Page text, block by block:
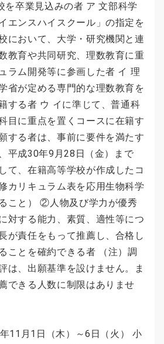
を卒業見込みの者 ア 文部科学
エンスハイスクール」の指定を
において、大学・研究機関と連
教育や共同研究、理数教育に重
ラム開発等に参画した者 イ 理
省が定める専門的な理数教育を
する者 ウ イに準じて、普通科
目に重点を置くコースに在籍す
する者は、事前に要件を満たす
平成30年9月28日（金）まで
て、在籍高等学校が作成したコ
カリキュラム表を応用生物科学
こと） ②人物及び学力が優秀
対する能力、素質、適性等につ
が責任をもって推薦し、合格し
ことを確約できる者 （注）調
は、出願基準を設けません。ま
できる人数に制限はありませ
11月1日（木）～6日（火） 小